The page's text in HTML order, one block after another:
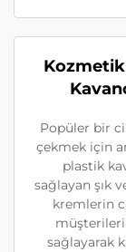
Popüler bir
çekmek için
plastik
sağlayan şık
kremlerin
sağlayarak